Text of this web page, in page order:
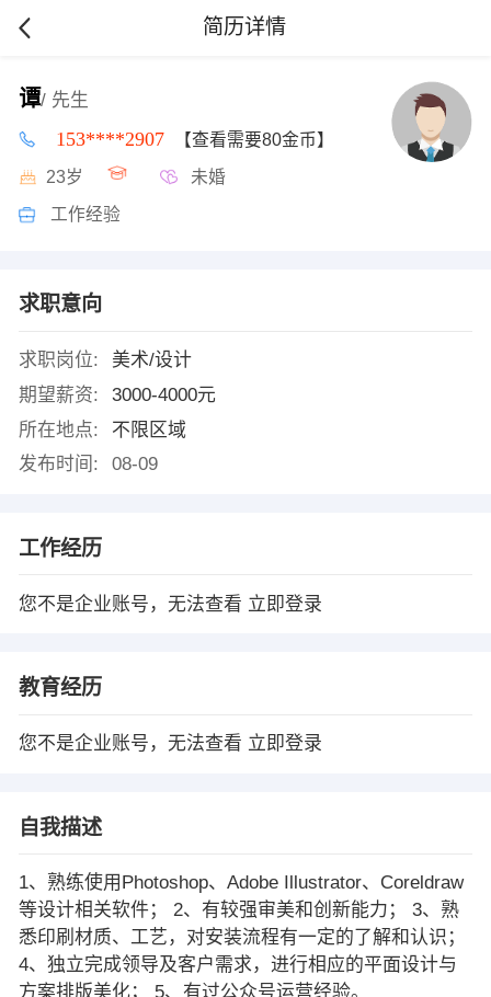
简历详情
谭/ 先生
153****2907 【查看需要80金币】
23岁 未婚
工作经验
求职意向
求职岗位:
美术/设计
期望薪资:
3000-4000元
所在地点:
不限区域
发布时间:
08-09
工作经历
您不是企业账号，无法查看 立即登录
教育经历
您不是企业账号，无法查看 立即登录
自我描述
1、熟练使用Photoshop、Adobe Illustrator、Coreldraw
等设计相关软件； 2、有较强审美和创新能力； 3、熟
悉印刷材质、工艺，对安装流程有一定的了解和认识；
4、独立完成领导及客户需求，进行相应的平面设计与
方案排版美化； 5、有过公众号运营经验。